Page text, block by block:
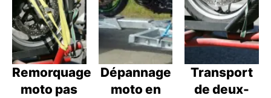
Remorquage
moto pas
Dépannage
moto en
Transport
de deux-